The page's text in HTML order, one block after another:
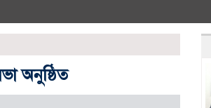
অনুষ্ঠিত